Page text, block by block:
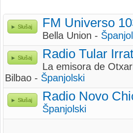
Slušaj FM Universo
Bella Union -
Slušaj Radio Tular
La emisora de
Bilbao - Španjolski
Slušaj Radio Novo
Španjolski